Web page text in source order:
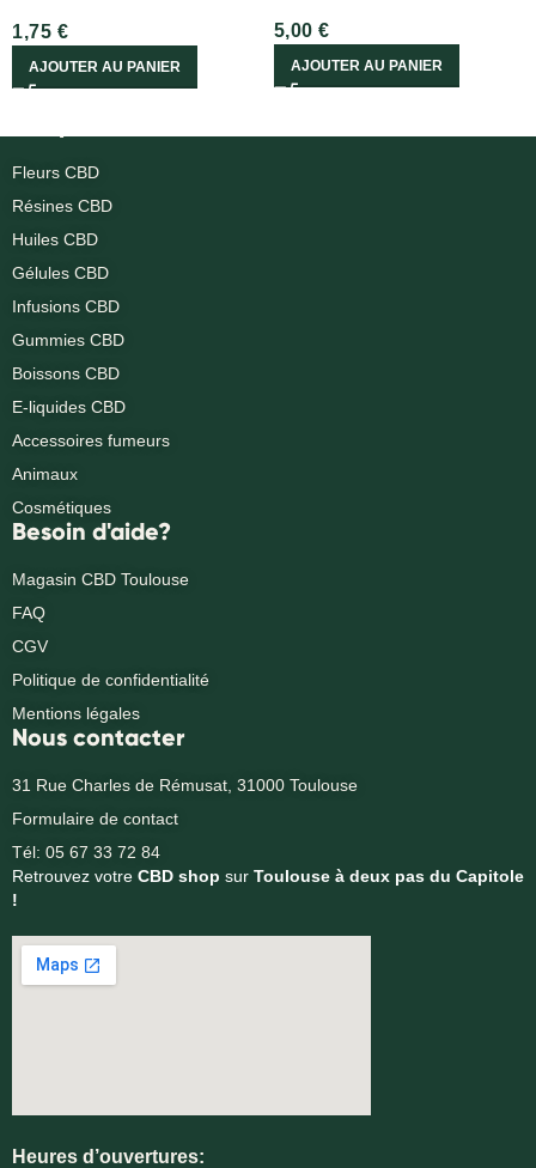
1,75 €
AJOUTER AU PANIER
5,00€
AJOUTER AU PANIER
Fleurs CBD
Résines CBD
Huiles CBD
Gélules CBD
Infusions CBD
Gummies CBD
Boissons CBD
E-liquides CBD
Accessoires fumeurs
Animaux
Cosmétiques
Besoin d'aide?
Magasin CBD Toulouse
FAQ
CGV
Politique de confidentialité
Mentions légales
Nous contacter
31 Rue Charles de Rémusat, 31000 Toulouse
Formulaire de contact
Tél: 05 67 33 72 84
Retrouvez votre CBD shop sur Toulouse à deux pas du Capitole
!
Heures d’ouvertures: